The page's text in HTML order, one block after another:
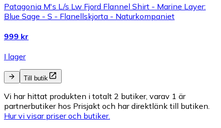
Patagonia M's L/s Lw Fjord Flannel Shirt - Marine Layer:
Blue Sage - S - Flanellskjorta - Naturkompaniet
999 kr
I lager
Till butik
Vi har hittat produkten i totalt 2 butiker, varav 1 är
partnerbutiker hos Prisjakt och har direktlänk till butiken.
Hur vi visar priser och butiker.